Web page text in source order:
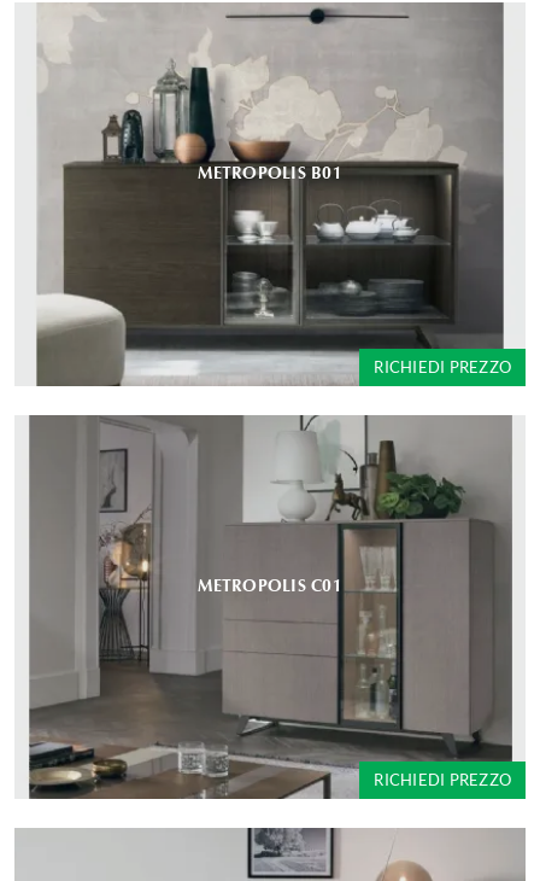
METROPOLIS B01
RICHIEDI PREZZO
METROPOLIS C01
RICHIEDI PREZZO